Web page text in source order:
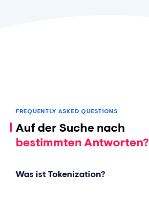
FREQUENTLY ASKED QUESTIONS
Auf der Suche nach
bestimmten Antworten?
Was ist Tokenization?